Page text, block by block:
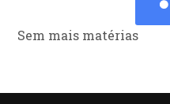
Sem mais matérias